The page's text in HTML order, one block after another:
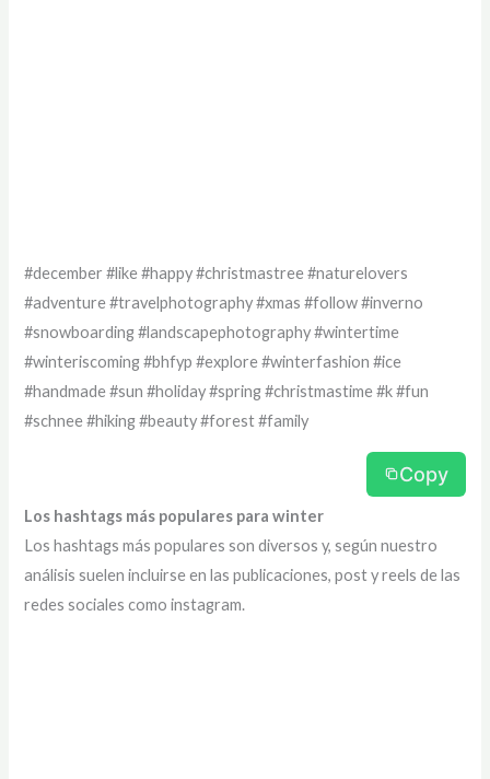
#december #like #happy #christmastree #naturelovers
#adventure #travelphotography #xmas #follow #inverno
#snowboarding #landscapephotography #wintertime
#winteriscoming #bhfyp #explore #winterfashion #ice
#handmade #sun #holiday #spring #christmastime #k #fun
#schnee #hiking #beauty #forest #family
Copy
Los hashtags más populares para winter
Los hashtags más populares son diversos y, según nuestro
análisis suelen incluirse en las publicaciones, post y reels de las
redes sociales como instagram.